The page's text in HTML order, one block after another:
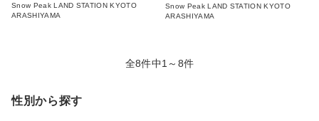
Snow Peak LAND STATION KYOTO
ARASHIYAMA
Snow Peak LAND STATION KYOTO
ARASHIYAMA
全8件中1～8件
性別から探す